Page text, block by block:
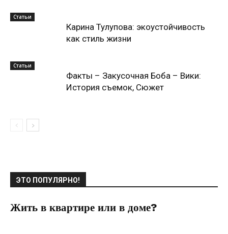
Статьи
Карина Тулупова: экоустойчивость
как стиль жизни
Статьи
Факты – Закусочная Боба – Вики:
История съемок, Сюжет
ЭТО ПОПУЛЯРНО!
Жить в квартире или в доме?
28.07.2022